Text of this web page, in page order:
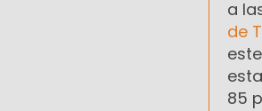
a
de
85